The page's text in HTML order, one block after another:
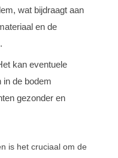
wat bijdraagt aan
en de
kan eventuele
in de bodem
gezonder en
is het cruciaal om de